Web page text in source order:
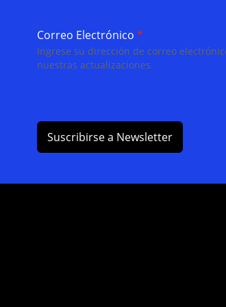
Correo Electrónico*
Ingrese su dirección de correo
nuestras actualizaciones.
Suscribirse a Newsletter